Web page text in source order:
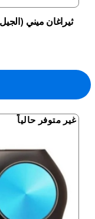
ثيراغان ميني
غير متوفر حالياً